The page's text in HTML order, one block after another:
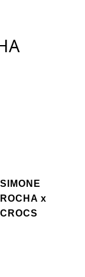
SIMONE
ROCHA x
CROCS